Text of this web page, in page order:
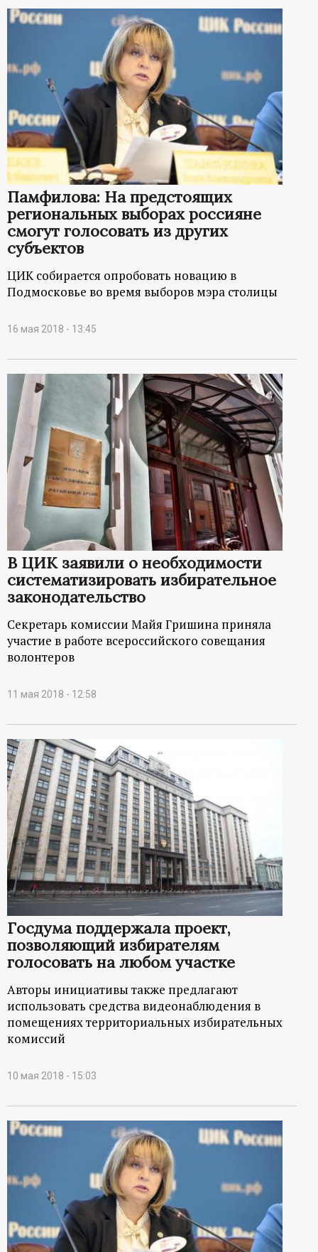
Памфилова: На предстоящих
региональных выборах россияне
смогут голосовать из других
субъектов
ЦИК собирается опробовать новацию в
Подмосковье во время выборов мэра столицы
16 мая 2018 - 13:45
В ЦИК заявили о необходимости
систематизировать избирательное
законодательство
Секретарь комиссии Майя Гришина приняла
участие в работе всероссийского совещания
волонтеров
11 мая 2018 - 12:58
Госдума поддержала проект,
позволяющий избирателям
голосовать на любом участке
Авторы инициативы также предлагают
использовать средства видеонаблюдения в
помещениях территориальных избирательных
комиссий
10 мая 2018 - 15:03